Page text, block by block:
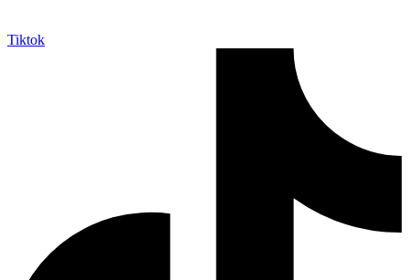
Tiktok